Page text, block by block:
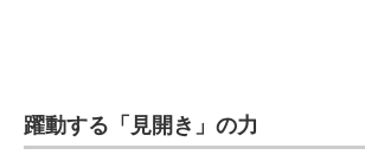
躍動する「見開き」の力